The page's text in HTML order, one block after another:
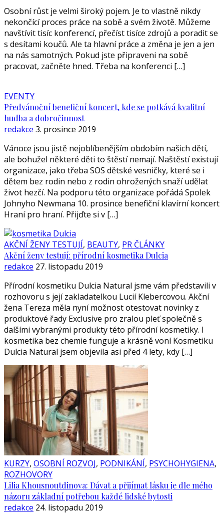
Osobní růst je velmi široký pojem. Je to vlastně nikdy
nekončící proces práce na sobě a svém životě. Můžeme
navštívit tisíc konferencí, přečíst tisíce zdrojů a poradit se
s desítami koučů. Ale ta hlavní práce a změna je jen a jen
na nás samotných. Pokud jste připraveni na sobě
pracovat, začněte hned. Třeba na konferenci […]
EVENTY
Předvánoční benefiční koncert, kde se potkává kvalitní
hudba a dobročinnost
redakce 3. prosince 2019
Vánoce jsou jistě nejoblíbenějším obdobím našich dětí,
ale bohužel některé děti to štěstí nemají. Naštěstí existují
organizace, jako třeba SOS dětské vesničky, které se i
dětem bez rodin nebo z rodin ohrožených snaží udělat
život hezčí. Na podporu této organizace pořádá Spolek
Johnyho Newmana 10. prosince benefiční klavírní koncert
Hraní pro hraní. Přijďte si v […]
AKČNÍ ŽENY TESTUJÍ, BEAUTY, PR ČLÁNKY
Akční ženy testují: přírodní kosmetika Dulcia
redakce 27. listopadu 2019
Přírodní kosmetiku Dulcia Natural jsme vám představili v
rozhovoru s její zakladatelkou Lucií Klebercovou. Akční
žena Tereza měla nyní možnost otestovat novinky z
produktové řady Exclusive pro zralou pleť společně s
dalšími vybranými produkty této přírodní kosmetiky. I
kosmetika bez chemie funguje a krásně voní Kosmetiku
Dulcia Natural jsem objevila asi před 4 lety, kdy […]
KURZY, OSOBNÍ ROZVOJ, PODNIKÁNÍ, PSYCHOHYGIENA,
ROZHOVORY
Lilia Khousnoutdinova: Dávat a přijímat lásku je dle mého
názoru základní potřebou každé lidské bytosti
redakce 24. listopadu 2019